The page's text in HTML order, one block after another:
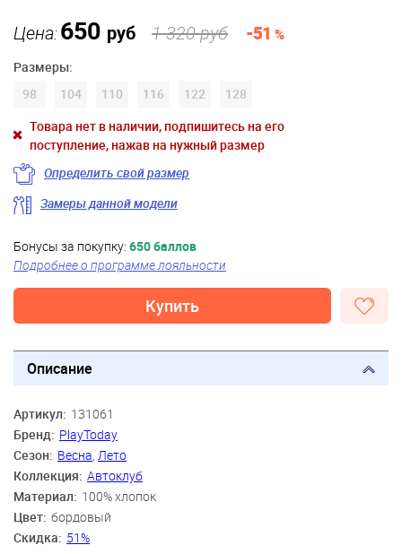
Цена:650 руб 1 320 руб -51 %
Размеры:
98
104 110 116 122
128
Товара нет в наличии, подпишитесь на его
поступление, нажав на нужный размер
Определить свой размер
Замеры данной модели
Бонусы за покупку: 650 баллов
Подробнее о программе лояльности
Купить
Описание
Артикул: 131061
Бренд: PlayToday
Сезон: Весна Лето
Коллекция: Автоклуб
Материал: 100% хлопок
Цвет: бордовый
Скидка: 51%